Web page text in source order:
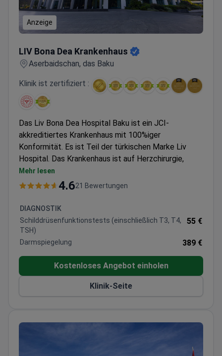
Anzeige
LIV Bona Dea Krankenhaus
Aserbaidschan, das Baku
Klinik ist zertifiziert :
Das Liv Bona Dea Hospital Baku ist ein JCI-
akkreditiertes Krankenhaus mit 100%iger
Konformität. Es ist Teil der türkischen Marke Liv
Hospital. Das Krankenhaus ist auf Herzchirurgie,
plastische Chirurgie, Transplantologie und
medizinische Check-ups spezialisiert.
Besitzt die Auszeichnungen als Exzellenzzentrum
für bariatrische Chirurgie und kolorektale Chirurgie.
Gewann mehrere Bookimed-Patientenwahl-
Auszeichnungen für Check-ups, plastische
Chirurgie und IVF.
Bietet internationalen Patienten Unterstützung
bei der Abrechnung, Übersetzung sowie Hilfe bei
Anreise und Unterkunft.
Mehr lesen
4.621 Bewertungen
DIAGNOSTIK
Schilddrüsenfunktionstests (einschließlich T3, T4,
TSH)
55 €
Darmspiegelung 389 €
Kostenloses Angebot einholen
Klinik-Seite